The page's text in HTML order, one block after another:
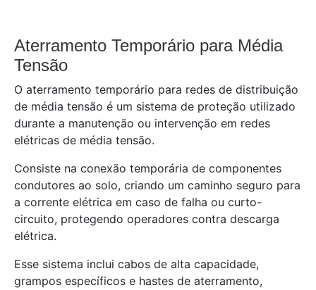
Aterramento Temporário para Média
Tensão
O aterramento temporário para redes de distribuição
de média tensão é um sistema de proteção utilizado
durante a manutenção ou intervenção em redes
elétricas de média tensão.
Consiste na conexão temporária de componentes
condutores ao solo, criando um caminho seguro para
a corrente elétrica em caso de falha ou curto-
circuito, protegendo operadores contra descarga
elétrica.
Esse sistema inclui cabos de alta capacidade,
grampos específicos e hastes de aterramento,